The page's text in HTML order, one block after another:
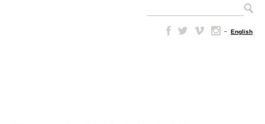
– English